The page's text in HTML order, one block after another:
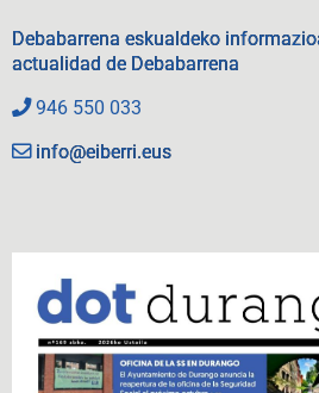
Debabarrena eskualdeko
actualidad de Debabarrena
946 550 033
info@eiberri.eus